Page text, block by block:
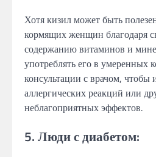
Хотя кизил может быть
кормящих женщин благодаря
содержанию витаминов и
употреблять его в умеренных
консультации с врачом,
аллергических реакций или
неблагоприятных эффектов.
5. Люди с диабетом: